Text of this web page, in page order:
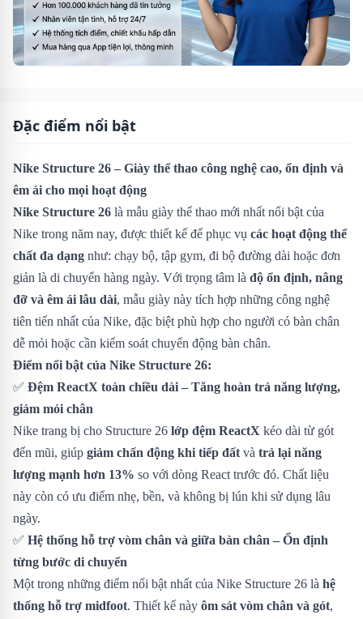
Đặc điểm nổi bật
Nike Structure 26 – Giày thể thao công nghệ cao, ổn định và
êm ái cho mọi hoạt động
Nike Structure 26 là mẫu giày thể thao mới nhất nổi bật của
Nike trong năm nay, được thiết kế để phục vụ các hoạt động thể
chất đa dạng như: chạy bộ, tập gym, đi bộ đường dài hoặc đơn
giản là di chuyển hàng ngày. Với trọng tâm là độ ổn định, nâng
đỡ và êm ái lâu dài, mẫu giày này tích hợp những công nghệ
tiên tiến nhất của Nike, đặc biệt phù hợp cho người có bàn chân
dễ mỏi hoặc cần kiểm soát chuyển động bàn chân.
Điểm nổi bật của Nike Structure 26:
✅ Đệm ReactX toàn chiều dài – Tăng hoàn trả năng lượng,
giảm mỏi chân
Nike trang bị cho Structure 26 lớp đệm ReactX kéo dài từ gót
đến mũi, giúp giảm chấn động khi tiếp đất và trả lại năng
lượng mạnh hơn 13% so với dòng React trước đó. Chất liệu
này còn có ưu điểm nhẹ, bền, và không bị lún khi sử dụng lâu
ngày.
✅ Hệ thống hỗ trợ vòm chân và giữa bàn chân – Ổn định
từng bước di chuyển
Một trong những điểm nổi bật nhất của Nike Structure 26 là hệ
thống hỗ trợ midfoot. Thiết kế này ôm sát vòm chân và gót,